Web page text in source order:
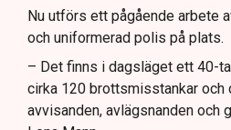
Nu utförs ett pågående arbete
och uniformerad polis på plats.
– Det finns i dagsläget ett 40-
cirka 120 brottsmisstankar och
avvisanden, avlägsnanden och